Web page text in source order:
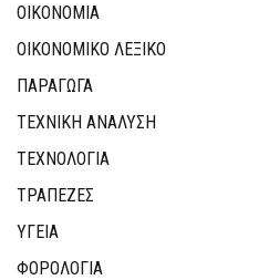
ΟΙΚΟΝΟΜΙΑ
ΟΙΚΟΝΟΜΙΚΟ ΛΕΞΙΚΟ
ΠΑΡΑΓΩΓΑ
ΤΕΧΝΙΚΗ ΑΝΑΛΥΣΗ
ΤΕΧΝΟΛΟΓΙΑ
ΤΡΆΠΕΖΕΣ
ΥΓΕΙΑ
ΦΟΡΟΛΟΓΙΑ